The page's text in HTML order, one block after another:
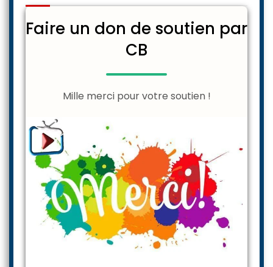
Faire un don de soutien par
CB
Mille merci pour votre soutien !